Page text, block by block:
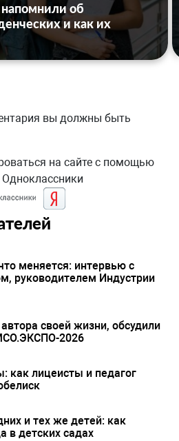
об
и как их
вы должны быть
на сайте с помощью
меняется: интервью с
руководителем Индустрии
своей жизни, обсудили
2026
как лицеисты и педагог
и тех же детей: как
в детских садах